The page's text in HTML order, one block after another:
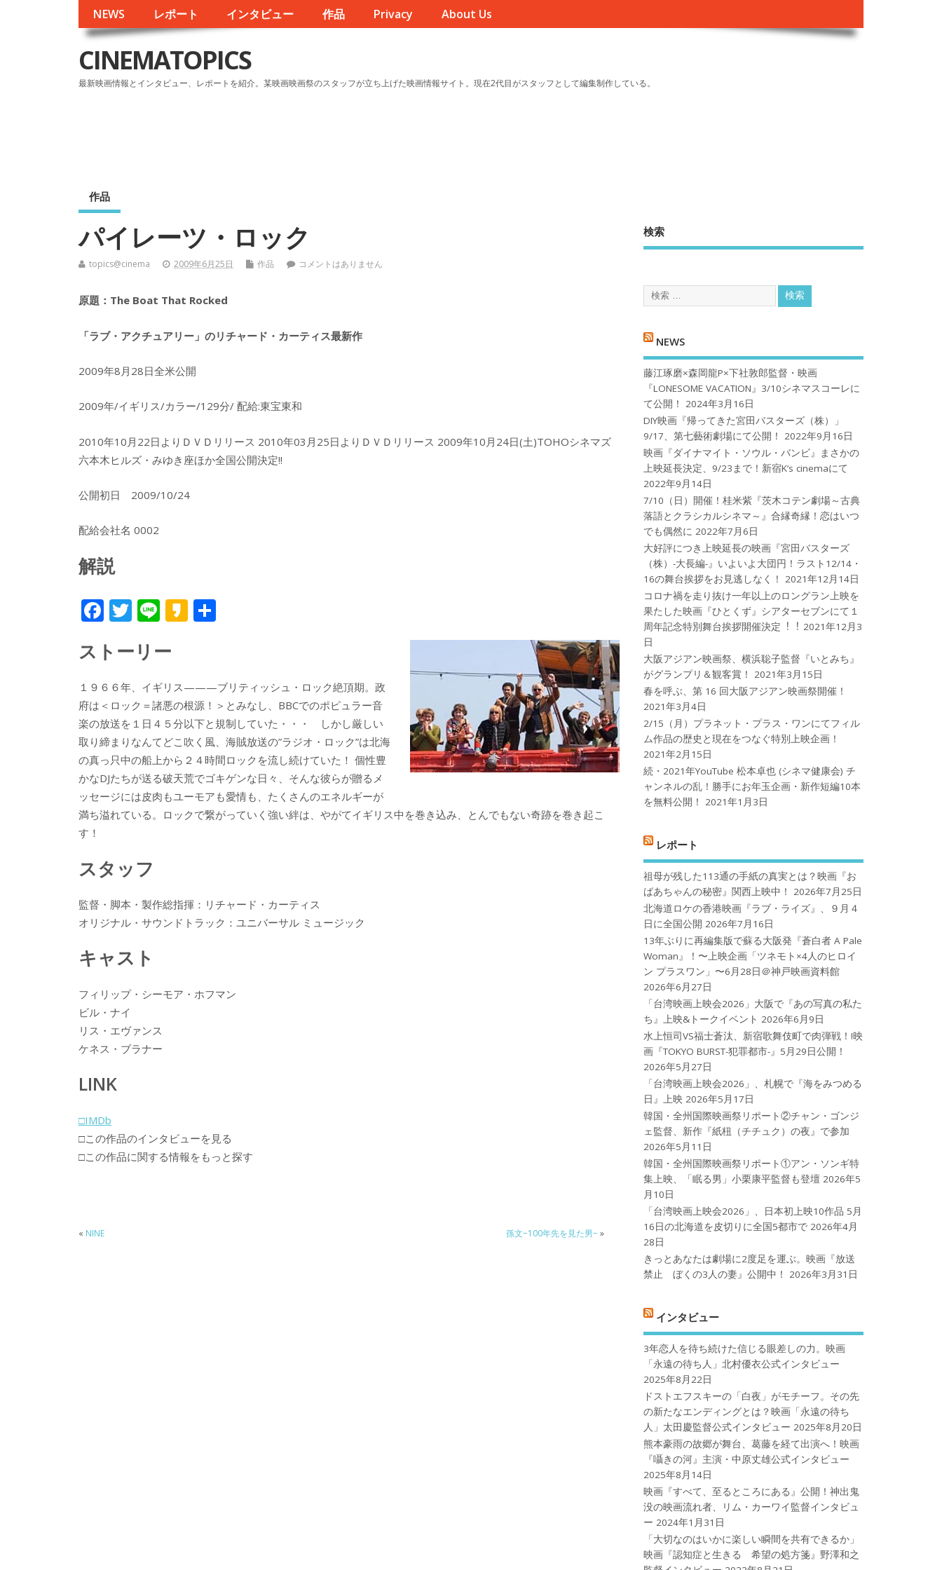
NEWS レポート インタビュー 作品 Privacy About Us
CINEMATOPICS
最新映画情報とインタビュー、レポートを紹介。某映画映画祭のスタッフが立ち上げた映画情報サイト。現在2代目がスタッフとして編集制作している。
作品
パイレーツ・ロック
topics@cinema 2009年6月25日 作品 コメントはありません
原題：The Boat That Rocked
「ラブ・アクチュアリー」のリチャード・カーティス最新作
2009年8月28日全米公開
2009年/イギリス/カラー/129分/ 配給:東宝東和
2010年10月22日よりＤＶＤリリース 2010年03月25日よりＤＶＤリリース 2009年10月24日(土)TOHOシネマズ
六本木ヒルズ・みゆき座ほか全国公開決定!!
公開初日 2009/10/24
配給会社名 0002
解説
F
e
b
o
o
k
T
itt
er
Li
e
K
o
ストーリー
１９６６年、イギリス———ブリティッシュ・ロック絶頂期。政
府は＜ロック＝諸悪の根源！＞とみなし、BBCでのポピュラー音
楽の放送を１日４５分以下と規制していた・・・ しかし厳しい
取り締まりなんてどこ吹く風、海賊放送の”ラジオ・ロック”は北海
の真っ只中の船上から２４時間ロックを流し続けていた！ 個性豊
かなDJたちが送る破天荒でゴキゲンな日々、そんな彼らが贈るメ
ッセージには皮肉もユーモアも愛情も、たくさんのエネルギーが
満ち溢れている。ロックで繋がっていく強い絆は、やがてイギリス中を巻き込み、とんでもない奇跡を巻き起こ
す！
スタッフ
監督・脚本・製作総指揮：リチャード・カーティス
オリジナル・サウンドトラック：ユニバーサル ミュージック
キャスト
フィリップ・シーモア・ホフマン
ビル・ナイ
リス・エヴァンス
ケネス・ブラナー
LINK
□IMDb
□この作品のインタビューを見る
□この作品に関する情報をもっと探す
« NINE 孫文−100年先を見た男− »
検索
NEWS
藤江琢磨×森岡龍P×下社敦郎監督・映画
『LONESOME VACATION』3/10シネマスコーレに
て公開！
2024年3月16日
DIY映画『帰ってきた宮田バスターズ（株）」
9/17、第七藝術劇場にて公開！
2022年9月16日
映画『ダイナマイト・ソウル・バンビ』まさかの
上映延長決定、9/23まで！新宿K’s cinemaにて
2022年9月14日
7/10（日）開催！桂米紫『茨木コテン劇場～古典
落語とクラシカルシネマ～』合縁奇縁！恋はいつ
でも偶然に 2022年7月6日
大好評につき上映延長の映画『宮田バスターズ
（株）-大長編-』いよいよ大団円！ラスト12/14・
16の舞台挨拶をお見逃しなく！
2021年12月14日
コロナ禍を⾛り抜け⼀年以上のロングラン上映を
果たした映画『ひとくず』シアターセブンにて１
周年記念特別舞台挨拶開催決定︕︕ 2021年12月3
日
大阪アジアン映画祭、横浜聡子監督『いとみち』
がグランプリ＆観客賞！
2021年3月15日
春を呼ぶ、第 16 回大阪アジアン映画祭開催！
2021年3月4日
2/15（月）プラネット・プラス・ワンにてフィル
ム作品の歴史と現在をつなぐ特別上映企画！
2021年2月15日
続・2021年YouTube 松本卓也 (シネマ健康会) チ
ャンネルの乱！勝手にお年玉企画・新作短編10本
を無料公開！
2021年1月3日
レポート
祖母が残した113通の手紙の真実とは？映画『お
ばあちゃんの秘密』関西上映中！
2026年7月25日
北海道ロケの香港映画『ラブ・ライズ』、９月４
日に全国公開 2026年7月16日
13年ぶりに再編集版で蘇る大阪発『蒼白者 A Pale
Woman』！〜上映企画「ツネモト×4人のヒロイ
ン プラスワン」〜6月28日＠神戸映画資料館
2026年6月27日
「台湾映画上映会2026」大阪で『あの写真の私た
ち』上映&トークイベント 2026年6月9日
水上恒司VS福士蒼汰、新宿歌舞伎町で肉弾戦！!映
画『TOKYO BURST-犯罪都市-』5月29日公開！
2026年5月27日
「台湾映画上映会2026」、札幌で『海をみつめる
日』上映 2026年5月17日
韓国・全州国際映画祭リポート②チャン・ゴンジ
ェ監督、新作『紙杻（チチュク）の夜』で参加
2026年5月11日
韓国・全州国際映画祭リポート①アン・ソンギ特
集上映、「眠る男」小栗康平監督も登壇 2026年5
月10日
「台湾映画上映会2026」、日本初上映10作品 5月
16日の北海道を皮切りに全国5都市で 2026年4月
28日
きっとあなたは劇場に2度足を運ぶ。映画『放送
禁止 ぼくの3人の妻』公開中！
2026年3月31日
インタビュー
3年恋人を待ち続けた信じる眼差しの力。映画
「永遠の待ち人」北村優衣公式インタビュー
2025年8月22日
ドストエフスキーの「白夜」がモチーフ。その先
の新たなエンディングとは？映画「永遠の待ち
人」太田慶監督公式インタビュー 2025年8月20日
熊本豪雨の故郷が舞台、葛藤を経て出演へ！映画
『囁きの河』主演・中原丈雄公式インタビュー
2025年8月14日
映画『すべて、至るところにある』公開！神出鬼
没の映画流れ者、リム・カーワイ監督インタビュ
ー 2024年1月31日
「大切なのはいかに楽しい瞬間を共有できるか」
映画『認知症と生きる 希望の処方箋』野澤和之